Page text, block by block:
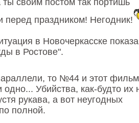
ты своим постом так портишь
перед праздником! Негодник!
в Новочеркасске
в Ростове".
то №44 и этот фильм
Убийства, как-будто их
рукава, а вот неугодных
полной.